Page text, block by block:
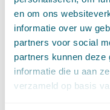
en om ons
informatie over uw
partners voor social
partners kunnen deze
informatie die u aan
verzameld op basis
juni (15)
mei (7)
april (11)
maart (17)
februari (16)
januari (14)
►
2025 (153)